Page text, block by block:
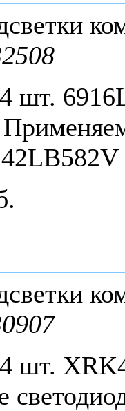
шт.
шт.